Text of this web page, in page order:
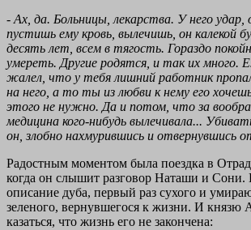
- Ах, да. Больницы, лекарства. У него
пустишь ему кровь, вылечишь, он калекой
десять лет, всем в тягость. Гораздо
умереть. Другие родятся, и так их
жалел, что у тебя лишний работник
на него, а то ты из любви к нему его
этого не нужно. Да и потом, что за
медицина кого-нибудь вылечивала...
он, злобно нахмурившись и отвернувшись
Радостным моментом была поездка в
когда он слышит разговор Наташи и Сони.
описание дуба, первый раз сухого и
зеленого, вернувшегося к жизни. И князю
казаться, что жизнь его не закончена: